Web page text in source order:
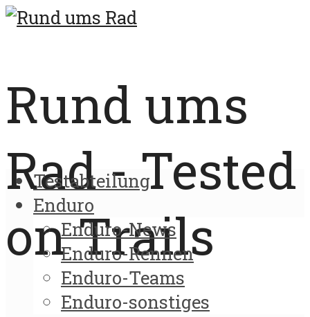
Rund ums
Rad - Tested
on Trails
Testabteilung
Enduro
Enduro-News
Enduro-Rennen
Enduro-Teams
Enduro-sonstiges